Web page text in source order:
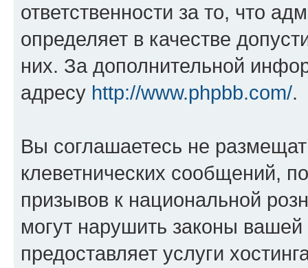
ответственности за то, что
определяет в качестве
них. За дополнительной
адресу http://www.phpbb.com/.
Вы соглашаетесь не
клеветнических сообщений,
призывов к национальной
могут нарушить законы
предоставляет услуги